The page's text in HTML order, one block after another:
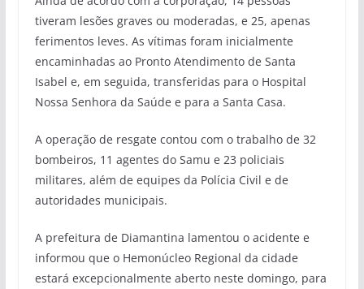
tiveram lesões graves ou moderadas, e 25, apenas
ferimentos leves. As vítimas foram inicialmente
encaminhadas ao Pronto Atendimento de Santa
Isabel e, em seguida, transferidas para o Hospital
Nossa Senhora da Saúde e para a Santa Casa.
A operação de resgate contou com o trabalho de 32
bombeiros, 11 agentes do Samu e 23 policiais
militares, além de equipes da Polícia Civil e de
autoridades municipais.
A prefeitura de Diamantina lamentou o acidente e
informou que o Hemonúcleo Regional da cidade
estará excepcionalmente aberto neste domingo, para